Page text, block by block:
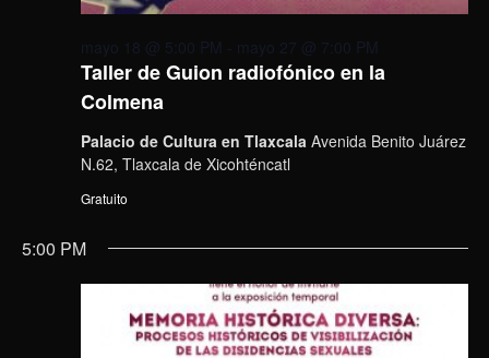
Taller de Guion radiofónico en la
Colmena
mayo 18 @ 5:00 PM - mayo 27 @ 7:00 PM
Palacio de Cultura en Tlaxcala Avenida Benito Juárez
N.62, Tlaxcala de Xicohténcatl
Gratuito
5:00 PM